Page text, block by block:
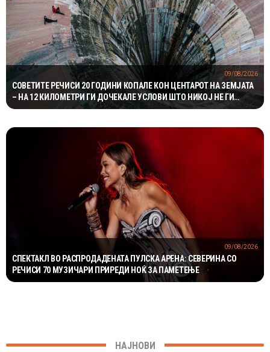
СОВЕТИТЕ РЕЧИСИ 20 ГОДИНИ КОПАЛЕ КОН ЦЕНТАРОТ НА ЗЕМЈАТА
– НА 12 КИЛОМЕТРИ ГИ ДОЧЕКАЛЕ УСЛОВИ ШТО НИКОЈ НЕ ГИ
ОЧЕКУВАЛ
09/08/2026
СПЕКТАКЛ ВО РАСПРОДАДЕНАТА ПУЛСКА АРЕНА: СЕВЕРИНА СО
РЕЧИСИ 70 МУЗИЧАРИ ПРИРЕДИ НОЌ ЗА ПАМЕТЕЊЕ
09/08/2026
НАЈНОВИ